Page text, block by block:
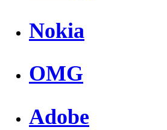
Nokia
OMG
Adobe